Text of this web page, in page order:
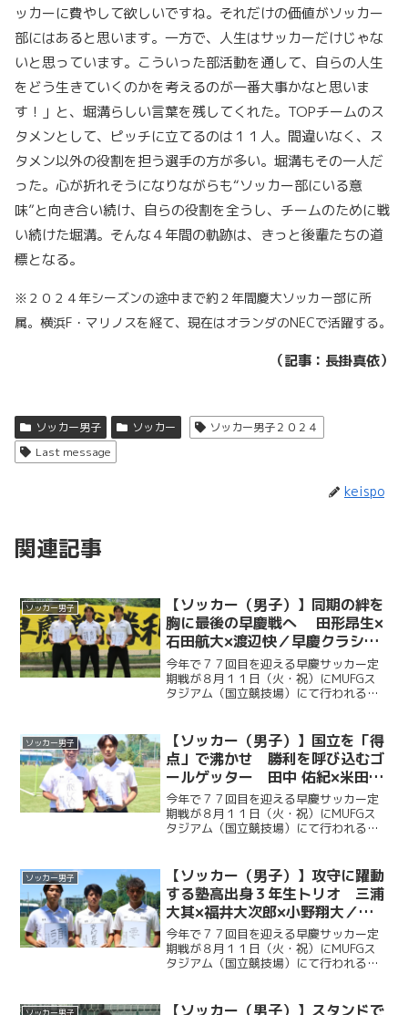
ッカーに費やして欲しいですね。それだけの価値がソッカー
部にはあると思います。一方で、人生はサッカーだけじゃな
いと思っています。こういった部活動を通して、自らの人生
をどう生きていくのかを考えるのが一番大事かなと思いま
す！」と、堀溝らしい言葉を残してくれた。TOPチームのス
タメンとして、ピッチに立てるのは１１人。間違いなく、ス
タメン以外の役割を担う選手の方が多い。堀溝もその一人だ
った。心が折れそうになりながらも“ソッカー部にいる意
味”と向き合い続け、自らの役割を全うし、チームのために戦
い続けた堀溝。そんな４年間の軌跡は、きっと後輩たちの道
標となる。
※２０２４年シーズンの途中まで約２年間慶大ソッカー部に所
属。横浜F・マリノスを経て、現在はオランダのNECで活躍する。
（記事：長掛真依）
ソッカー男子 ソッカー
ソッカー男子２０２４
Last message
keispo
関連記事
ソッカー男子
【ソッカー（男子）】同期の絆を
胸に最後の早慶戦へ 田形昂生×
石田航大×渡辺快／早慶クラシコ
２０２６直前企画第６弾
今年で７７回目を迎える早慶サッカー定
期戦が８月１１日（火・祝）にMUFGス
タジアム（国立競技場）にて行われる。
ッチに立つ。今回ケイスポでは選手だけ
ではなく、グラウンドマ...
ソッカー男子
【ソッカー（男子）】国立を「得
点」で沸かせ 勝利を呼び込むゴ
ールゲッター 田中 佑紀×米田壮
志／早慶クラシコ２０２６直前企
画第５弾
今年で７７回目を迎える早慶サッカー定
期戦が８月１１日（火・祝）にMUFGス
タジアム（国立競技場）にて行われる。
ッチに立つ。今回ケイスポでは選手だけ
ではなく、グラウンドマ...
ソッカー男子
【ソッカー（男子）】攻守に躍動
する塾高出身３年生トリオ 三浦
大其×福井大次郎×小野翔大／早
慶クラシコ２０２６直前企画第４
弾
今年で７７回目を迎える早慶サッカー定
期戦が８月１１日（火・祝）にMUFGス
タジアム（国立競技場）にて行われる。
ピッチに立つ。今回ケイスポでは選手だ
【ソッカー（男子）】スタンドで